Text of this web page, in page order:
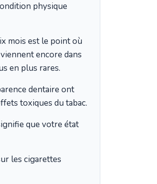
physique
mois est le point où
encore dans
en plus rares.
dentaire ont
toxiques du tabac.
que votre état
les cigarettes